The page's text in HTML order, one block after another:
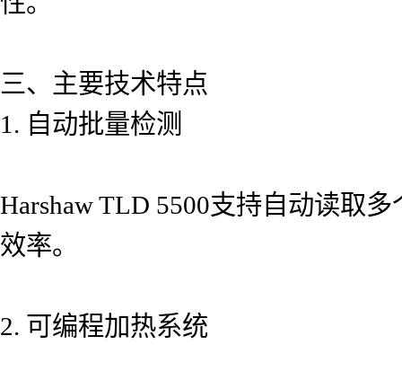
三、主要技术特点
1. 自动批量检测
Harshaw TLD 5500支持自动读取
效率。
2. 可编程加热系统